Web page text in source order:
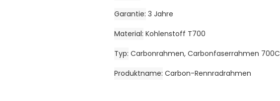
Garantie 3 Jahre
Material Kohlenstoff T700
Typ Carbonrahmen, Carbonfaserrahmen 700C
Produktname Carbon-Rennradrahmen